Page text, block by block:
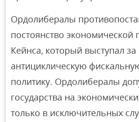
Ордолибералы
постоянство экономической
Кейнса, который выступал за
антициклическую
политику. Ордолибералы
государства на
только в исключительных